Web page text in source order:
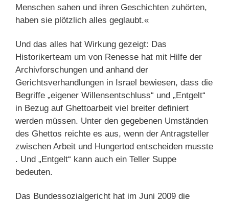
Menschen sahen und ihren Geschichten zuhörten,
haben sie plötzlich alles geglaubt.«
Und das alles hat Wirkung gezeigt: Das
Historikerteam um von Renesse hat mit Hilfe der
Archivforschungen und anhand der
Gerichtsverhandlungen in Israel bewiesen, dass die
Begriffe „eigener Willensentschluss“ und „Entgelt“
in Bezug auf Ghettoarbeit viel breiter definiert
werden müssen. Unter den gegebenen Umständen
des Ghettos reichte es aus, wenn der Antragsteller
zwischen Arbeit und Hungertod entscheiden musste
. Und „Entgelt“ kann auch ein Teller Suppe
bedeuten.
Das Bundessozialgericht hat im Juni 2009 die